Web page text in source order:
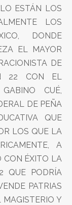
ESTÁN LOS
LOS
DONDE
EL MAYOR
DE
22 CON EL
CUÉ,
DE PEÑA
QUE
LOS QUE LA
A
CON ÉXITO LA
QUE PODRÍA
PATRIAS
Y